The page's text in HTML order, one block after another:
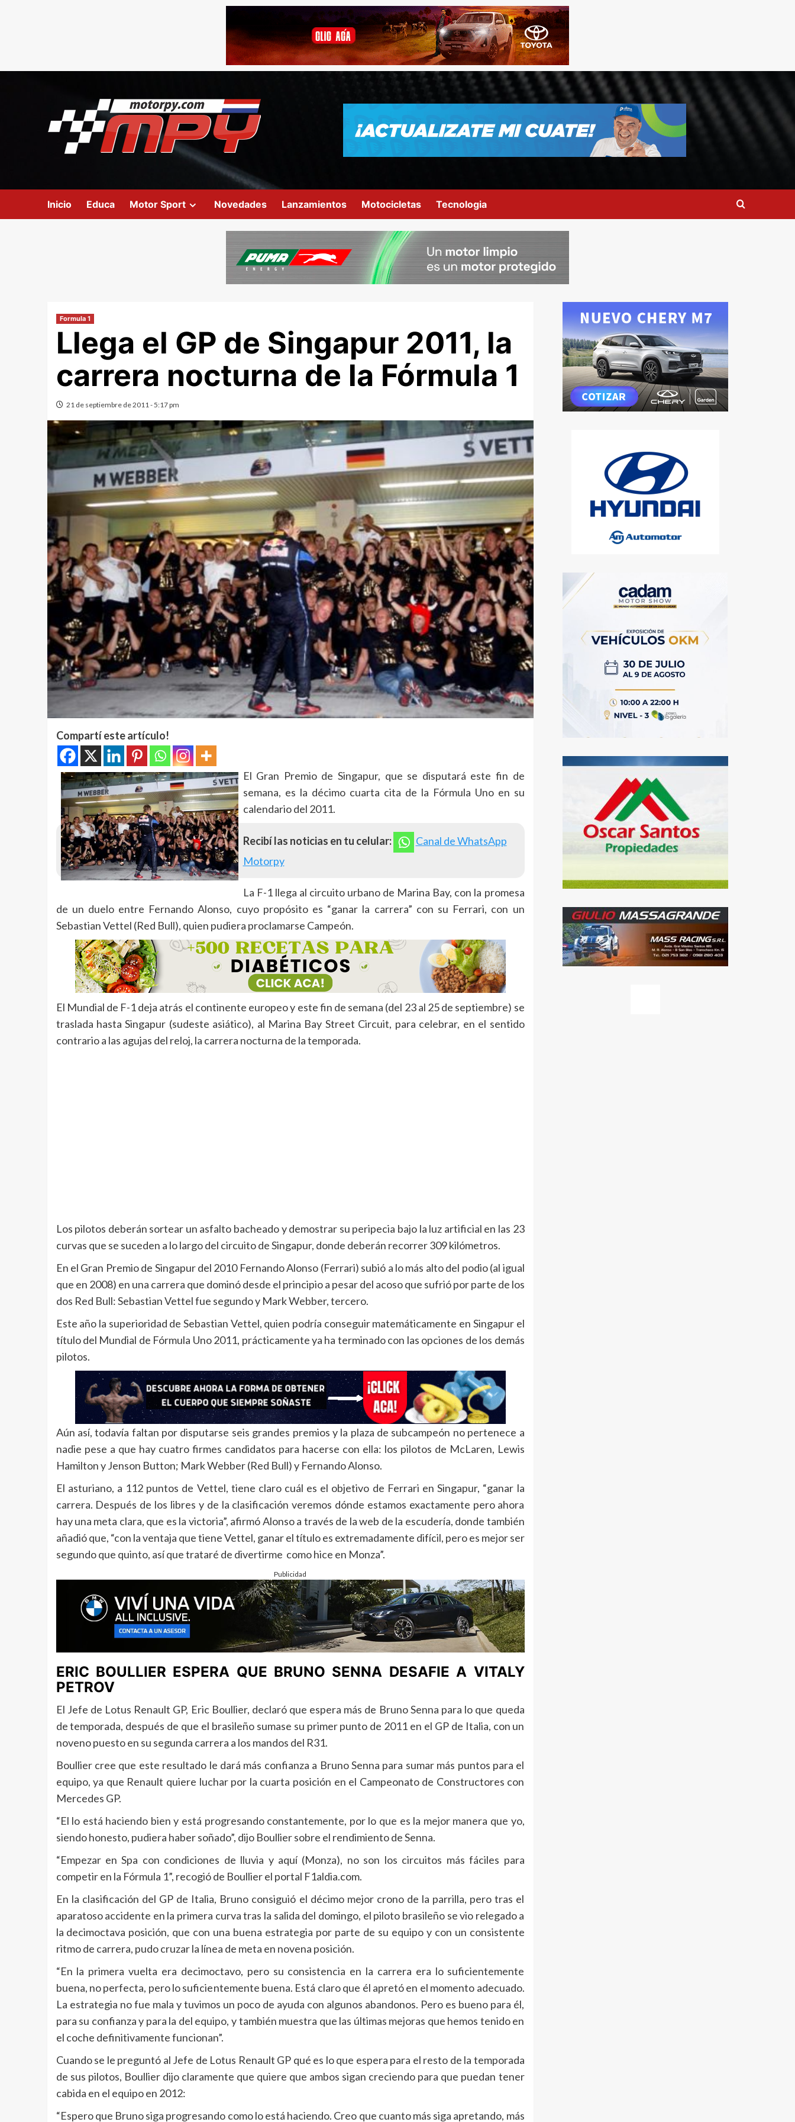
Inicio Educa Motor Sport Novedades Lanzamientos Motocicletas Tecnologia
Formula 1
Llega el GP de Singapur 2011, la
carrera nocturna de la Fórmula 1
21 de septiembre de 2011 - 5:17 pm
Compartí este artículo!
El Gran Premio de Singapur, que se disputará este fin de
semana, es la décimo cuarta cita de la Fórmula Uno en su
calendario del 2011.
Recibí las noticias en tu celular:
Canal de WhatsApp
Motorpy
La F-1 llega al circuito urbano de Marina Bay, con la promesa
de un duelo entre Fernando Alonso, cuyo propósito es “ganar la carrera” con su Ferrari, con un
Sebastian Vettel (Red Bull), quien pudiera proclamarse Campeón.
El Mundial de F-1 deja atrás el continente europeo y este fin de semana (del 23 al 25 de septiembre) se
traslada hasta Singapur (sudeste asiático), al Marina Bay Street Circuit, para celebrar, en el sentido
contrario a las agujas del reloj, la carrera nocturna de la temporada.
Los pilotos deberán sortear un asfalto bacheado y demostrar su peripecia bajo la luz artificial en las 23
curvas que se suceden a lo largo del circuito de Singapur, donde deberán recorrer 309 kilómetros.
En el Gran Premio de Singapur del 2010 Fernando Alonso (Ferrari) subió a lo más alto del podio (al igual
que en 2008) en una carrera que dominó desde el principio a pesar del acoso que sufrió por parte de los
dos Red Bull: Sebastian Vettel fue segundo y Mark Webber, tercero.
Este año la superioridad de Sebastian Vettel, quien podría conseguir matemáticamente en Singapur el
título del Mundial de Fórmula Uno 2011, prácticamente ya ha terminado con las opciones de los demás
pilotos.
Aún así, todavía faltan por disputarse seis grandes premios y la plaza de subcampeón no pertenece a
nadie pese a que hay cuatro firmes candidatos para hacerse con ella: los pilotos de McLaren, Lewis
Hamilton y Jenson Button; Mark Webber (Red Bull) y Fernando Alonso.
El asturiano, a 112 puntos de Vettel, tiene claro cuál es el objetivo de Ferrari en Singapur, “ganar la
carrera. Después de los libres y de la clasificación veremos dónde estamos exactamente pero ahora
hay una meta clara, que es la victoria”, afirmó Alonso a través de la web de la escudería, donde también
añadió que, “con la ventaja que tiene Vettel, ganar el título es extremadamente difícil, pero es mejor ser
segundo que quinto, así que trataré de divertirme como hice en Monza”.
Publicidad
ERIC BOULLIER ESPERA QUE BRUNO SENNA DESAFIE A VITALY
PETROV
El Jefe de Lotus Renault GP, Eric Boullier, declaró que espera más de Bruno Senna para lo que queda
de temporada, después de que el brasileño sumase su primer punto de 2011 en el GP de Italia, con un
noveno puesto en su segunda carrera a los mandos del R31.
Boullier cree que este resultado le dará más confianza a Bruno Senna para sumar más puntos para el
equipo, ya que Renault quiere luchar por la cuarta posición en el Campeonato de Constructores con
Mercedes GP.
“El lo está haciendo bien y está progresando constantemente, por lo que es la mejor manera que yo,
siendo honesto, pudiera haber soñado”, dijo Boullier sobre el rendimiento de Senna.
“Empezar en Spa con condiciones de lluvia y aquí (Monza), no son los circuitos más fáciles para
competir en la Fórmula 1”, recogió de Boullier el portal F1aldia.com.
En la clasificación del GP de Italia, Bruno consiguió el décimo mejor crono de la parrilla, pero tras el
aparatoso accidente en la primera curva tras la salida del domingo, el piloto brasileño se vio relegado a
la decimoctava posición, que con una buena estrategia por parte de su equipo y con un consistente
ritmo de carrera, pudo cruzar la línea de meta en novena posición.
“En la primera vuelta era decimoctavo, pero su consistencia en la carrera era lo suficientemente
buena, no perfecta, pero lo suficientemente buena. Está claro que él apretó en el momento adecuado.
La estrategia no fue mala y tuvimos un poco de ayuda con algunos abandonos. Pero es bueno para él,
para su confianza y para la del equipo, y también muestra que las últimas mejoras que hemos tenido en
el coche definitivamente funcionan”.
Cuando se le preguntó al Jefe de Lotus Renault GP qué es lo que espera para el resto de la temporada
de sus pilotos, Boullier dijo claramente que quiere que ambos sigan creciendo para que puedan tener
cabida en el equipo en 2012:
“Espero que Bruno siga progresando como lo está haciendo. Creo que cuanto más siga apretando, más